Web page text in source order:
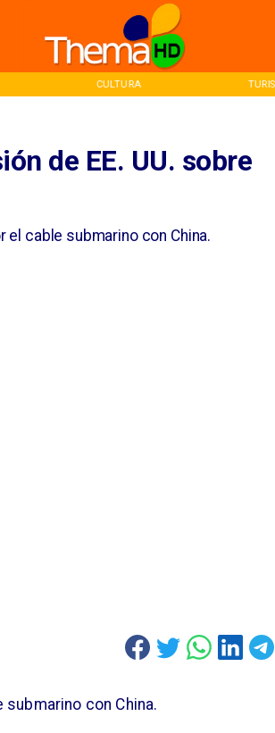
CULTURA TURISMO
de EE. UU. sobre
el cable submarino con China.
con China.